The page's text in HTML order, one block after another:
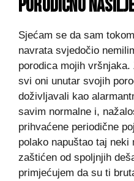
PORODIČNO
Sjećam se da sam
navrata svjedočio
porodica mojih
svi oni unutar svojih
doživljavali kao
savim normalne i,
prihvaćene periodične
polako napuštao taj
zaštićen od spoljnjih
primjećujem da su ti